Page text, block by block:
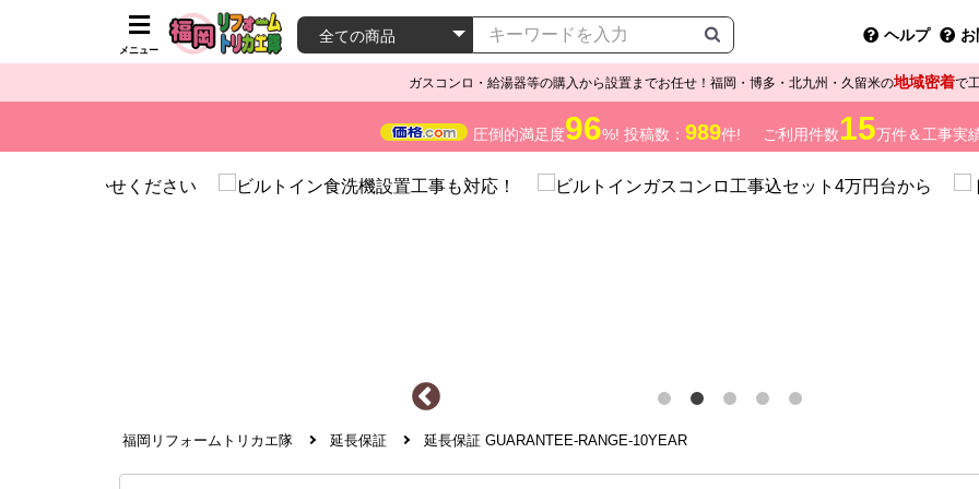
メニュー
ヘルプ
ガスコンロ・給湯器等の購入から設置までお任せ！福岡・博多・北九州・久留米の地域密着で
圧倒的満足度96%! 投稿数： 989件! ご利用件数15万件＆工事実
福岡リフォームトリカエ隊 延長保証 延長保証 GUARANTEE-RANGE-10YEAR